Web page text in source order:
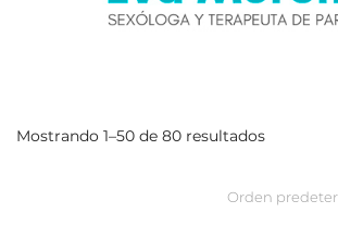
Mostrando 1–50 de 80 resultados